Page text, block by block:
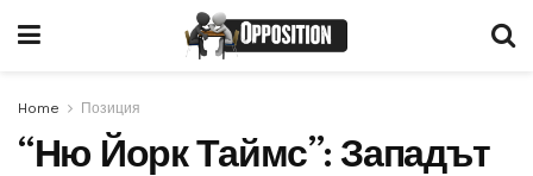
Home Позиция
“Ню Йорк Таймс”: Западът